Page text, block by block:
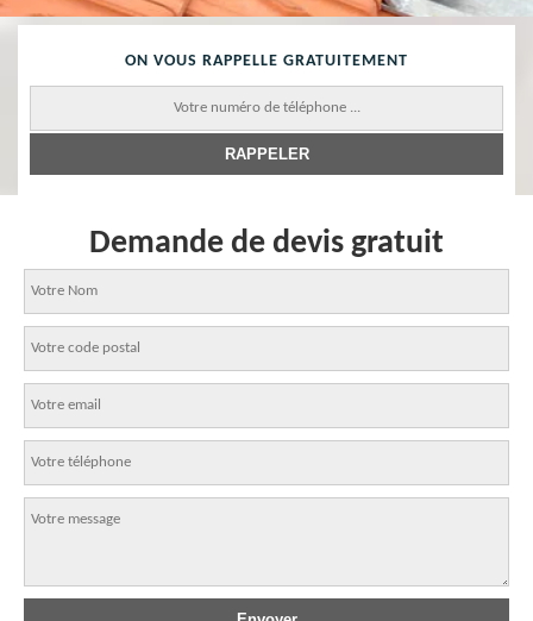
ON VOUS RAPPELLE GRATUITEMENT
Demande de devis gratuit